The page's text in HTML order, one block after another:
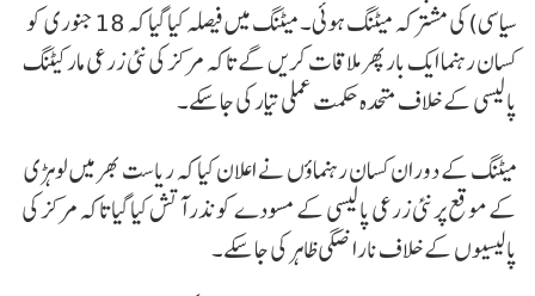
سیاسی) کی مشترکہ میٹنگ ہوئی۔ میٹنگ میں فیصلہ کیا گیا کہ 18 جنوری کو
کسان رہنما ایک بار پھر ملاقات کریں گے تاکہ مرکز کی نئی زرعی مارکیٹنگ
پالیسی کے خلاف متحدہ حکمت عملی تیار کی جا سکے۔
میٹنگ کے دوران کسان رہنماؤں نے اعلان کیا کہ ریاست بھر میں لوہڑی
کے موقع پر نئی زرعی پالیسی کے مسودے کو نذر آتش کیا گیا تاکہ مرکز کی
پالیسیوں کے خلاف ناراضگی ظاہر کی جا سکے۔